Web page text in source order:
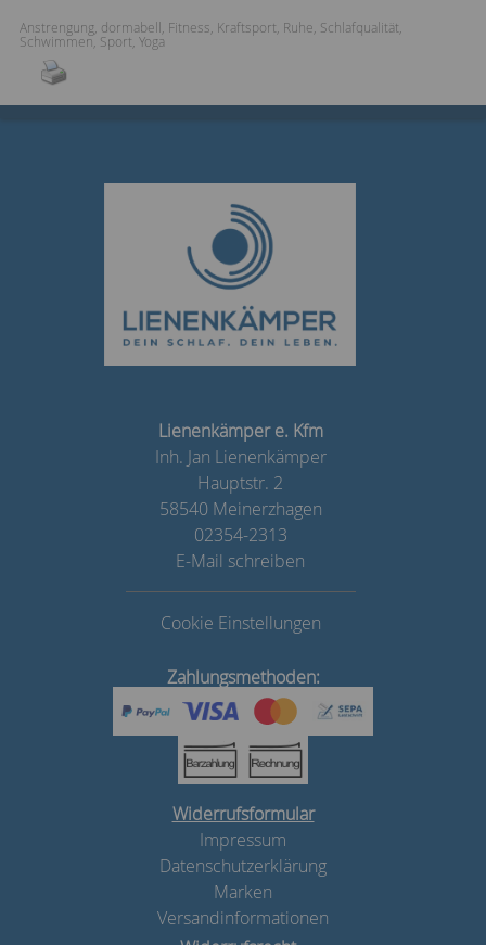
Anstrengung dormabell Fitness Kraftsport Ruhe Schlafqualität
Schwimmen Sport Yoga
Lienenkämper e. Kfm
Inh. Jan Lienenkämper
Hauptstr. 2
58540 Meinerzhagen
02354-2313
E-Mail schreiben
Cookie Einstellungen
Zahlungsmethoden:
Widerrufsformular
Impressum
Datenschutzerklärung
Marken
Versandinformationen